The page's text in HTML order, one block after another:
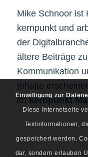
Mike Schnoor ist
kernpunkt und
der
ältere Beiträge
Kommunikation
Inhalte
imkernpunkt
Einwilligung zur
Diese Internetseite
Textinformationen,
gespeichert werden.
dar, sondern erlauben